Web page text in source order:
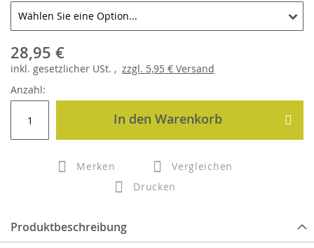
28,95 €
inkl. gesetzlicher USt. , zzgl. 5,95 € Versand
Anzahl:
In den Warenkorb
Merken
Vergleichen
Drucken
Produktbeschreibung